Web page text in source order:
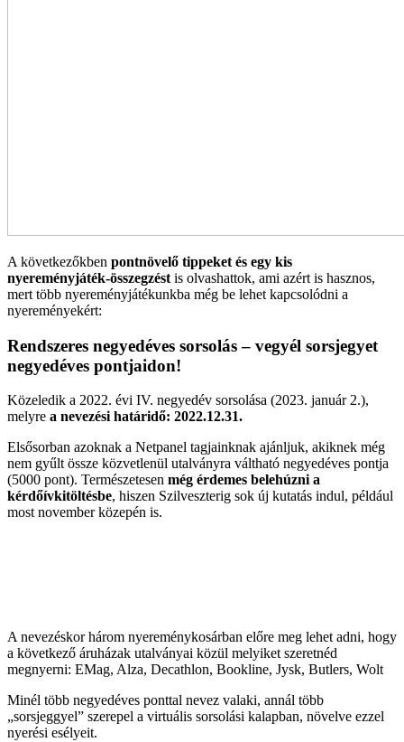
A következőkben pontnövelő tippeket és egy kis
nyereményjáték-összegzést is olvashattok, ami azért is hasznos,
mert több nyereményjátékunkba még be lehet kapcsolódni a
nyereményekért:
Rendszeres negyedéves sorsolás – vegyél sorsjegyet
negyedéves pontjaidon!
Közeledik a 2022. évi IV. negyedév sorsolása (2023. január 2.),
melyre a nevezési határidő: 2022.12.31.
Elsősorban azoknak a Netpanel tagjainknak ajánljuk, akiknek még
nem gyűlt össze közvetlenül utalványra váltható negyedéves pontja
(5000 pont). Természetesen még érdemes belehúzni a
kérdőívkitöltésbe, hiszen Szilveszterig sok új kutatás indul, például
most november közepén is.
A nevezéskor három nyereménykosárban előre meg lehet adni, hogy
a következő áruházak utalványai közül melyiket szeretnéd
megnyerni: EMag, Alza, Decathlon, Bookline, Jysk, Butlers, Wolt
Minél több negyedéves ponttal nevez valaki, annál több
„sorsjeggyel” szerepel a virtuális sorsolási kalapban, növelve ezzel
nyerési esélyeit.